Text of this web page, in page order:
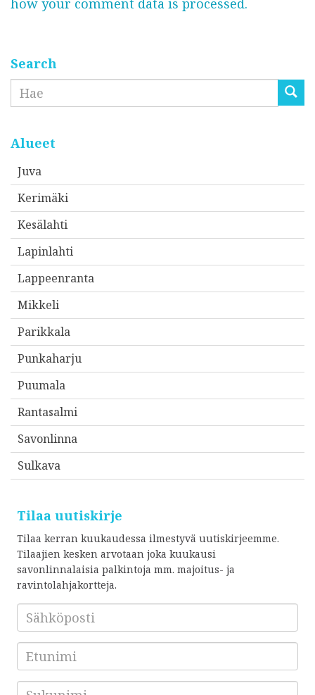
p
t
i
o
o
t
e
Search
Etsi
Alueet
Juva
Kerimäki
Kesälahti
Lapinlahti
Lappeenranta
Mikkeli
Parikkala
Punkaharju
Puumala
Rantasalmi
Savonlinna
Sulkava
Tilaa uutiskirje
Tilaa kerran kuukaudessa ilmestyvä uutiskirjeemme.
Tilaajien kesken arvotaan joka kuukausi
savonlinnalaisia palkintoja mm. majoitus- ja
ravintolahjakortteja.
Sähköposti
Etunimi
Sukunimi